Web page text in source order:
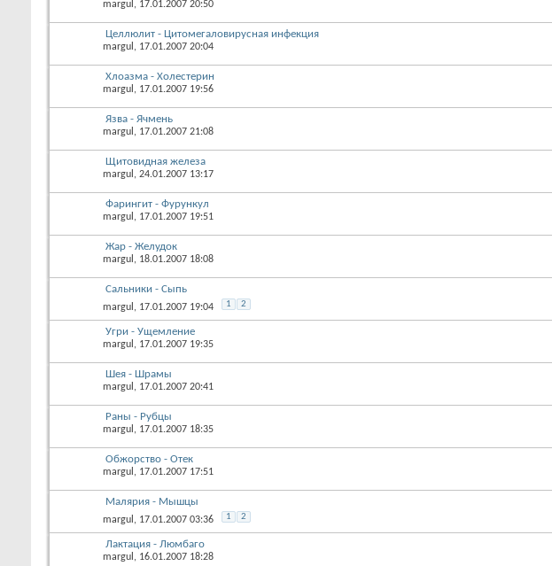
margul , 17.01.2007 20:50
Целлюлит - Цитомегаловирусная инфекция
margul , 17.01.2007 20:04
Хлоазма - Холестерин
margul , 17.01.2007 19:56
Язва - Ячмень
margul , 17.01.2007 21:08
Щитовидная железа
margul , 24.01.2007 13:17
Фарингит - Фурункул
margul , 17.01.2007 19:51
Жар - Желудок
margul , 18.01.2007 18:08
Сальники - Сыпь
margul , 17.01.2007 19:04 1 2
Угри - Ущемление
margul , 17.01.2007 19:35
Шея - Шрамы
margul , 17.01.2007 20:41
Раны - Рубцы
margul , 17.01.2007 18:35
Обжорство - Отек
margul , 17.01.2007 17:51
Малярия - Мышцы
margul , 17.01.2007 03:36 1 2
Лактация - Люмбаго
margul , 16.01.2007 18:28